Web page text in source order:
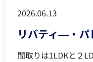
2026.06.13
リバティ―・パ
間取りは1LDKと２